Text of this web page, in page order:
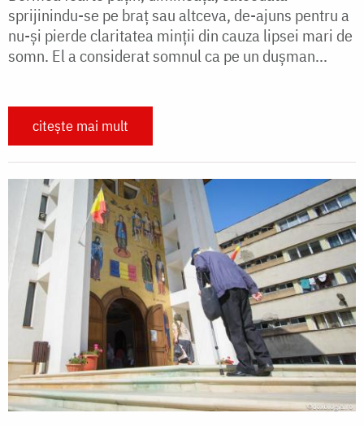
sprijinindu-se pe braţ sau altceva, de-ajuns pentru a
nu-şi pierde claritatea minţii din cauza lipsei mari de
somn. El a considerat somnul ca pe un duşman...
citește mai mult